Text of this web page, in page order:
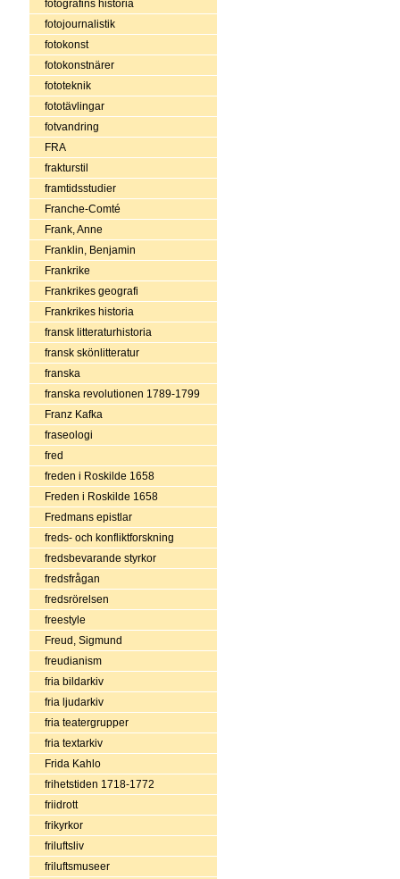
fotografins historia
fotojournalistik
fotokonst
fotokonstnärer
fototeknik
fototävlingar
fotvandring
FRA
frakturstil
framtidsstudier
Franche-Comté
Frank, Anne
Franklin, Benjamin
Frankrike
Frankrikes geografi
Frankrikes historia
fransk litteraturhistoria
fransk skönlitteratur
franska
franska revolutionen 1789-1799
Franz Kafka
fraseologi
fred
freden i Roskilde 1658
Freden i Roskilde 1658
Fredmans epistlar
freds- och konfliktforskning
fredsbevarande styrkor
fredsfrågan
fredsrörelsen
freestyle
Freud, Sigmund
freudianism
fria bildarkiv
fria ljudarkiv
fria teatergrupper
fria textarkiv
Frida Kahlo
frihetstiden 1718-1772
friidrott
frikyrkor
friluftsliv
friluftsmuseer